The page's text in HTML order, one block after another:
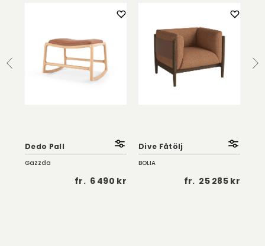
Dedo Pall
Gazzda
fr. 6 490 kr
Dive Fåtölj
BOLIA
fr. 25 285 kr